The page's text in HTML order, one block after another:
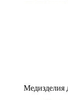
Медизделия